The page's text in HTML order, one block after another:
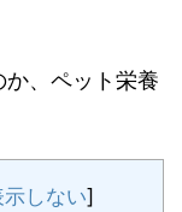
、ペット栄養
しない]